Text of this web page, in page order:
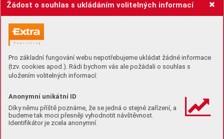
Žádost o souhlas s ukládáním volitelných informací
Pro základní fungování webu nepotřebujeme ukládat žádné informace
(tzv. cookies apod.). Rádi bychom vás ale požádali o souhlas s
uložením volitelných informací:
Anonymní unikátní ID
Díky němu příště poznáme, že se jedná o stejné zařízení, a
budeme tak moci přesněji vyhodnotit návštěvnost.
Identifikátor je zcela anonymní.